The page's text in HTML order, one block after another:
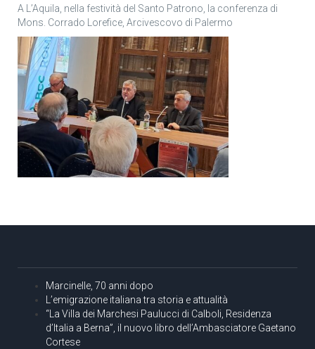
A L’Aquila, nella festività del Santo Patrono, la conferenza di
Mons. Corrado Lorefice, Arcivescovo di Palermo
Marcinelle, 70 anni dopo
L’emigrazione italiana tra storia e attualità
“La Villa dei Marchesi Paulucci di Calboli, Residenza
d’Italia a Berna”, il nuovo libro dell’Ambasciatore Gaetano
Cortese